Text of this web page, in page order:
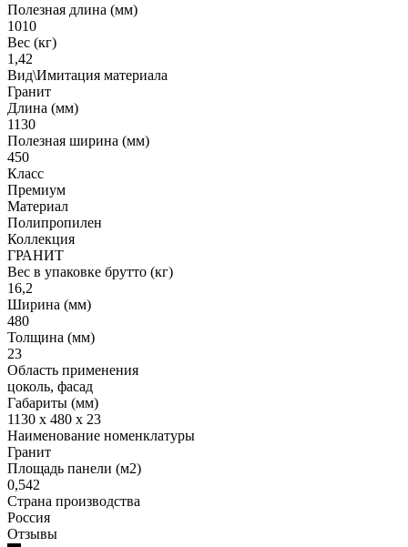
Полезная длина (мм)
1010
Вес (кг)
1,42
Вид\Имитация материала
Гранит
Длина (мм)
1130
Полезная ширина (мм)
450
Класс
Премиум
Материал
Полипропилен
Коллекция
ГРАНИТ
Вес в упаковке брутто (кг)
16,2
Ширина (мм)
480
Толщина (мм)
23
Область применения
цоколь, фасад
Габариты (мм)
1130 x 480 x 23
Наименование номенклатуры
Гранит
Площадь панели (м2)
0,542
Страна производства
Россия
Отзывы